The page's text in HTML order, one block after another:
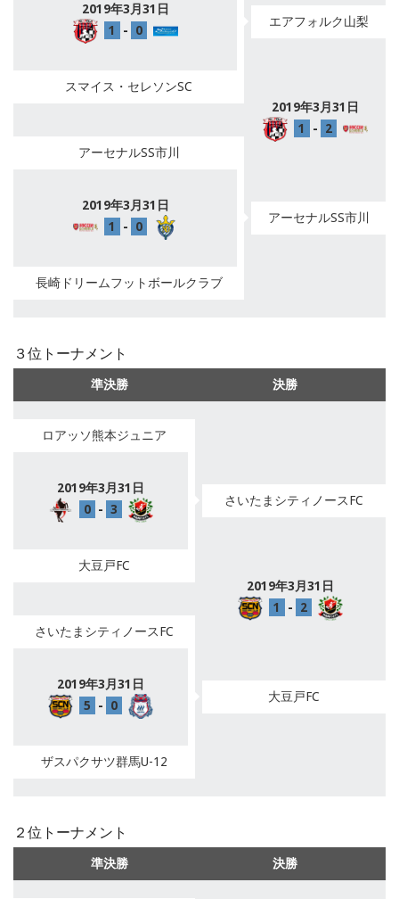
2019年3月31日
1
- 0
エアフォルク山梨
2019年3月31日
1
- 2
スマイス・セレソンSC
アーセナルSS市川
2019年3月31日
1
- 0
アーセナルSS市川
長崎ドリームフットボールクラブ
３位トーナメント
準決勝 決勝
ロアッソ熊本ジュニア
2019年3月31日
0 - 3
さいたまシティノースFC
2019年3月31日
1
- 2
大豆戸FC
さいたまシティノースFC
2019年3月31日
5
- 0
大豆戸FC
ザスパクサツ群馬U-12
２位トーナメント
準決勝 決勝